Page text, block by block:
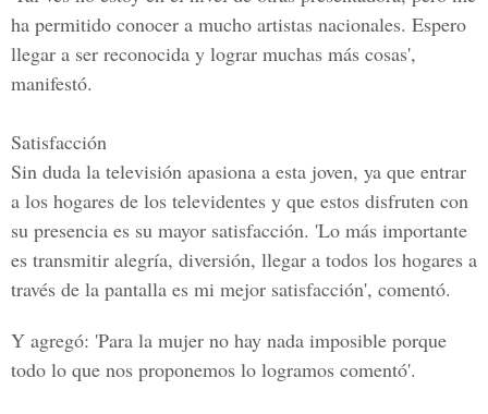
ha permitido conocer a mucho artistas nacionales. Espero
llegar a ser reconocida y lograr muchas más cosas',
manifestó.
Satisfacción
Sin duda la televisión apasiona a esta joven, ya que entrar
a los hogares de los televidentes y que estos disfruten con
su presencia es su mayor satisfacción. 'Lo más importante
es transmitir alegría, diversión, llegar a todos los hogares a
través de la pantalla es mi mejor satisfacción', comentó.
Y agregó: 'Para la mujer no hay nada imposible porque
todo lo que nos proponemos lo logramos comentó'.